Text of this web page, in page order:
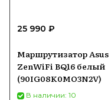
25 990 ₽
Маршрутизатор Asus
ZenWiFi BQ16 белый
(90IG08K0MO3N2V)
В наличии: 10